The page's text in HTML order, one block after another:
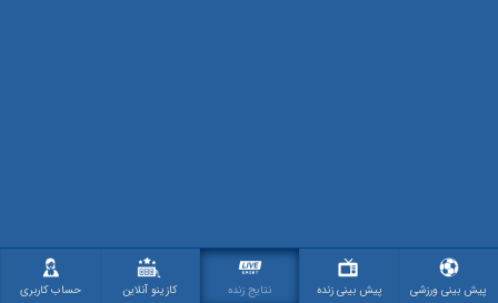
پیش بینی ورزشی پیش بینی زنده نتایج زنده کازینو آنلاین حساب کاربری